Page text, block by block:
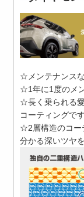
☆メンテナンス
☆1年に1度のメ
☆長く乗られる
コーティングです
☆2層構造のコー
分かる深いツヤ